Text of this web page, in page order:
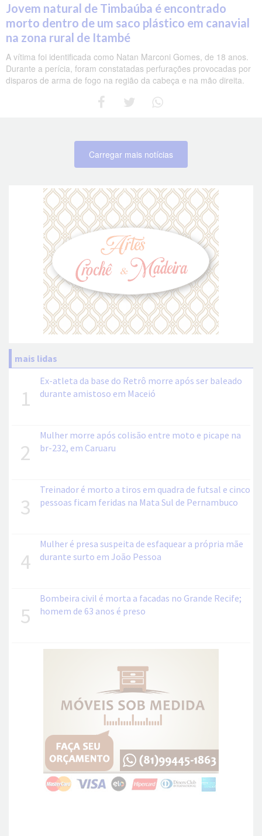
Jovem natural de Timbaúba é encontrado
morto dentro de um saco plástico em canavial
na zona rural de Itambé
A vítima foi identificada como Natan Marconi Gomes, de 18 anos.
Durante a perícia, foram constatadas perfurações provocadas por
disparos de arma de fogo na região da cabeça e na mão direita.
Carregar mais notícias
mais lidas
1
Ex-atleta da base do Retrô morre após ser baleado
durante amistoso em Maceió
2
Mulher morre após colisão entre moto e picape na
br-232, em Caruaru
3
Treinador é morto a tiros em quadra de futsal e cinco
pessoas ficam feridas na Mata Sul de Pernambuco
4
Mulher é presa suspeita de esfaquear a própria mãe
durante surto em João Pessoa
5
Bombeira civil é morta a facadas no Grande Recife;
homem de 63 anos é preso